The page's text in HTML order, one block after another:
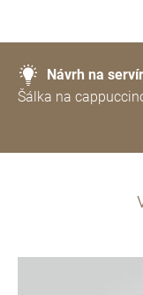
Návrh na
Šálka na